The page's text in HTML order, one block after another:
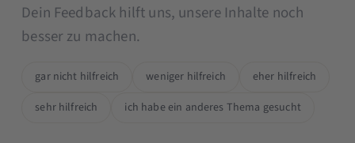
Dein Feedback hilft uns, unsere Inhalte noch
besser zu machen.
gar nicht hilfreich weniger hilfreich
eher hilfreich
sehr hilfreich
ich habe ein anderes Thema gesucht